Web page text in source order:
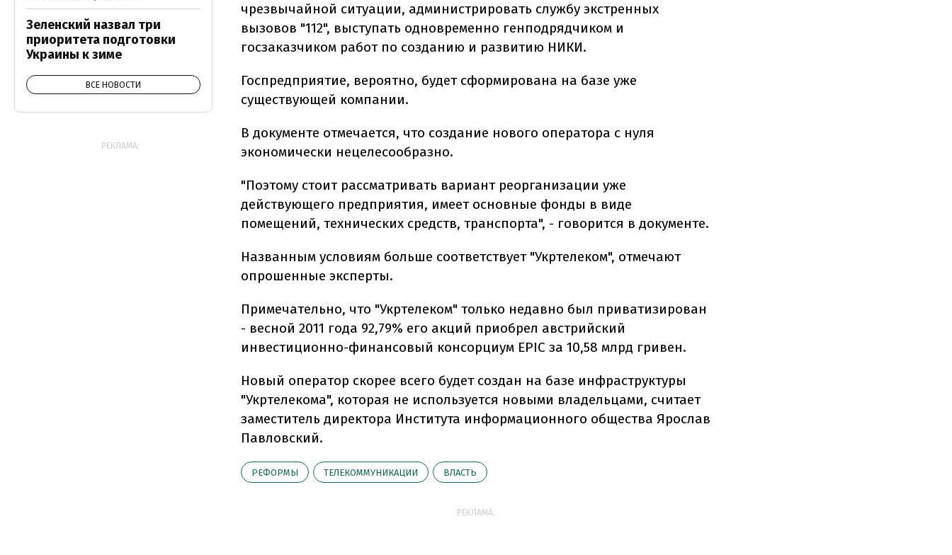
чрезвычайной ситуации, администрировать службу экстренных
вызовов "112", выступать одновременно генподрядчиком и
госзаказчиком работ по созданию и развитию НИКИ.
Госпредприятие, вероятно, будет сформирована на базе уже
существующей компании.
В документе отмечается, что создание нового оператора с нуля
экономически нецелесообразно.
"Поэтому стоит рассматривать вариант реорганизации уже
действующего предприятия, имеет основные фонды в виде
помещений, технических средств, транспорта", - говорится в документе.
Названным условиям больше соответствует "Укртелеком", отмечают
опрошенные эксперты.
Примечательно, что "Укртелеком" только недавно был приватизирован
- весной 2011 года 92,79% его акций приобрел австрийский
инвестиционно-финансовый консорциум EPIC за 10,58 млрд гривен.
Новый оператор скорее всего будет создан на базе инфраструктуры
"Укртелекома", которая не используется новыми владельцами, считает
заместитель директора Института информационного общества Ярослав
Павловский.
РЕФОРМЫ ТЕЛЕКОММУНИКАЦИИ ВЛАСТЬ
РЕКЛАМА:
Зеленский назвал три
приоритета подготовки
Украины к зиме
ВСЕ НОВОСТИ
РЕКЛАМА: